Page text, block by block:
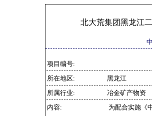
北大荒集团黑龙江
项目编号:
所在地区:
黑龙江
所属行业:
冶金矿产物资
内容:
为配合实施《